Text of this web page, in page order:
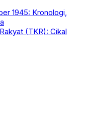
1945: Kronologi,
(TKR): Cikal